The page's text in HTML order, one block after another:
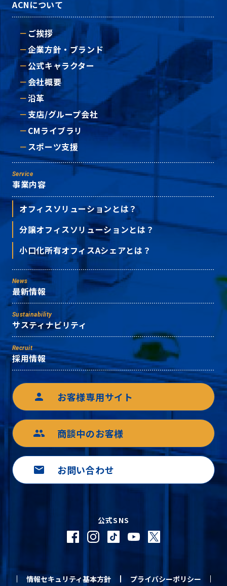
ACNについて
ご挨拶
企業方針・ブランド
公式キャラクター
会社概要
沿革
支店/グループ会社
CMライブラリ
スポーツ支援
Service
事業内容
オフィスソリューションとは？
分譲オフィスソリューションとは？
小口化所有オフィスAシェアとは？
News
最新情報
Sustainability
サスティナビリティ
Recruit
採用情報
person お客様専用サイト
group 商談中のお客様
mail お問い合わせ
公式SNS
情報セキュリティ基本方針 プライバシーポリシー